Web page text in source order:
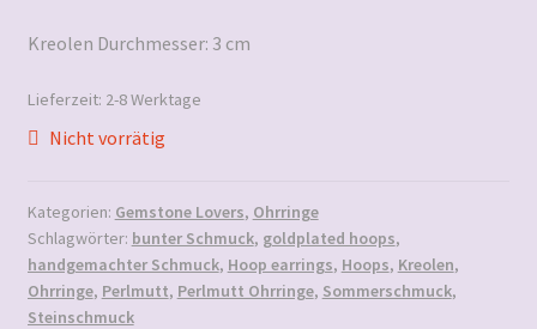
Kreolen Durchmesser: 3 cm
Lieferzeit: 2-8 Werktage
Nicht vorrätig
Kategorien: Gemstone Lovers, Ohrringe
Schlagwörter: bunter Schmuck, goldplated hoops,
handgemachter Schmuck, Hoop earrings, Hoops, Kreolen,
Ohrringe, Perlmutt, Perlmutt Ohrringe, Sommerschmuck,
Steinschmuck